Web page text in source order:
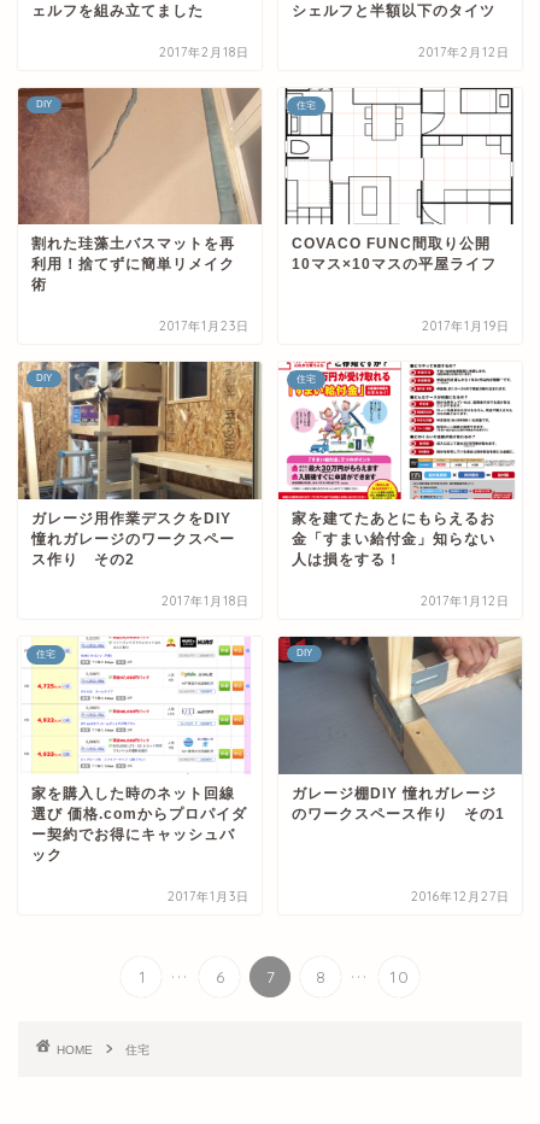
ェルフを組み立てました
2017年2月18日
シェルフと半額以下のタイツ
2017年2月12日
DIY
割れた珪藻土バスマットを再
利用！捨てずに簡単リメイク
術
2017年1月23日
住宅
COVACO FUNC間取り公開
10マス×10マスの平屋ライフ
2017年1月19日
DIY
ガレージ用作業デスクをDIY
憧れガレージのワークスペー
ス作り その2
2017年1月18日
住宅
家を建てたあとにもらえるお
金「すまい給付金」知らない
人は損をする！
2017年1月12日
住宅
家を購入した時のネット回線
選び 価格.comからプロパイダ
ー契約でお得にキャッシュバ
ック
2017年1月3日
DIY
ガレージ棚DIY 憧れガレージ
のワークスペース作り その1
2016年12月27日
1 ... 6 7 8 ... 10
HOME 住宅